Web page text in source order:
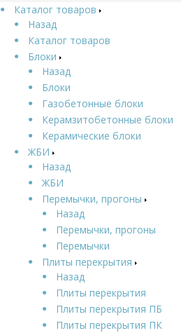
Каталог товаров
Назад
Каталог товаров
Блоки
Назад
Блоки
Газобетонные блоки
Керамзитобетонные блоки
Керамические блоки
ЖБИ
Назад
ЖБИ
Перемычки, прогоны
Назад
Перемычки, прогоны
Перемычки
Плиты перекрытия
Назад
Плиты перекрытия
Плиты перекрытия ПБ
Плиты перекрытия ПК